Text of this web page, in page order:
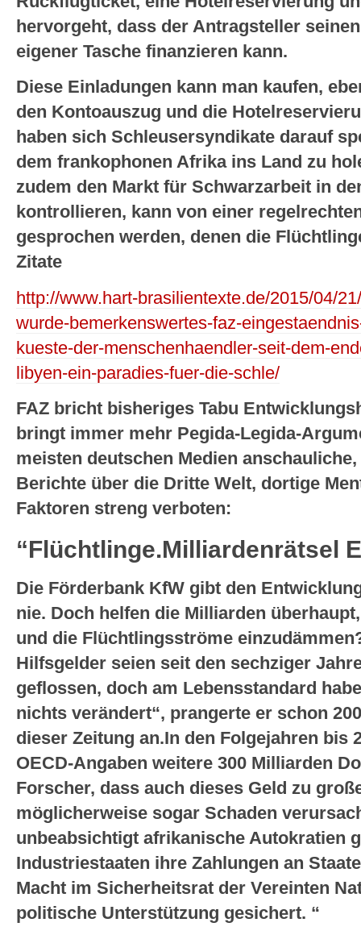
hervorgeht, dass der Antragsteller
eigener Tasche finanzieren kann.
Diese Einladungen kann man kaufen,
den Kontoauszug und die
haben sich Schleusersyndikate darauf
dem frankophonen Afrika ins Land zu
zudem den Markt für Schwarzarbeit in
kontrollieren, kann von einer
gesprochen werden, denen die
Zitate
http://www.hart-brasilientexte.de/2015/04/
wurde-bemerkenswertes-faz-
kueste-der-menschenhaendler-seit-dem-
libyen-ein-paradies-fuer-die-schle/
FAZ bricht bisheriges Tabu
bringt immer mehr Pegida-Legida-
meisten deutschen Medien
Berichte über die Dritte Welt, dortige
Faktoren streng verboten:
“Flüchtlinge.Milliardenrätsel
Die Förderbank KfW gibt den
nie. Doch helfen die Milliarden
und die Flüchtlingsströme
Hilfsgelder seien seit den sechziger
geflossen, doch am Lebensstandard
nichts verändert“, prangerte er schon
dieser Zeitung an.In den Folgejahren bis
OECD-Angaben weitere 300 Milliarden
Forscher, dass auch dieses Geld zu
möglicherweise sogar Schaden
unbeabsichtigt afrikanische Autokratien
Industriestaaten ihre Zahlungen an
Macht im Sicherheitsrat der Vereinten
politische Unterstützung gesichert. “